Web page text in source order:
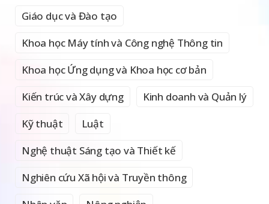
Giáo dục và Đào tạo
Khoa học Máy tính và Công nghệ Thông tin
Khoa học Ứng dụng và Khoa học cơ bản
Kiến trúc và Xây dựng
Kinh doanh và Quản lý
Kỹ thuật
Luật
Nghệ thuật Sáng tạo và Thiết kế
Nghiên cứu Xã hội và Truyền thông